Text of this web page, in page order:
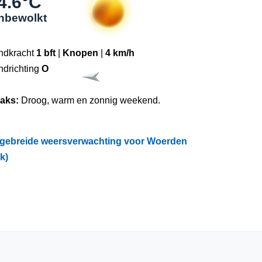
1 bft Knopen
4 km/h
O
Droog, warm en zonnig weekend.
weersverwachting voor Woerden